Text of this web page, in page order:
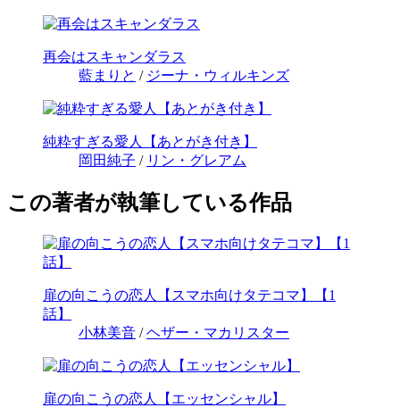
再会はスキャンダラス
藍まりと / ジーナ・ウィルキンズ
純粋すぎる愛人【あとがき付き】
岡田純子 / リン・グレアム
この著者が執筆している作品
扉の向こうの恋人【スマホ向けタテコマ】【1
話】
小林美音 /ヘザー・マカリスター
扉の向こうの恋人【エッセンシャル】